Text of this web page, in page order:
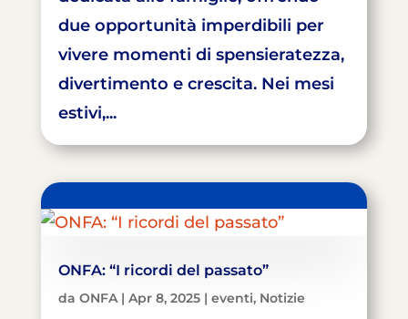
due opportunità imperdibili per
vivere momenti di spensieratezza,
divertimento e crescita. Nei mesi
estivi,...
ONFA: “I ricordi del passato”
da ONFA| Apr 8, 2025| eventi, Notizie